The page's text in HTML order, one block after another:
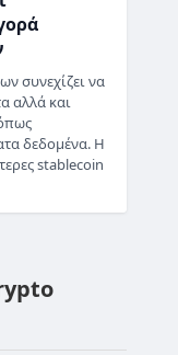
συνεχίζει να
αλλά και
δεδομένα. Η
stablecoin